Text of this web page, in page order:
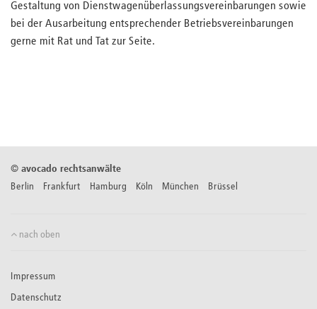
Gestaltung von Dienstwagenüberlassungsvereinbarungen sowie
bei der Ausarbeitung entsprechender Betriebsvereinbarungen
gerne mit Rat und Tat zur Seite.
© avocado rechtsanwälte
Berlin Frankfurt Hamburg Köln München Brüssel
nach oben
Impressum
Datenschutz